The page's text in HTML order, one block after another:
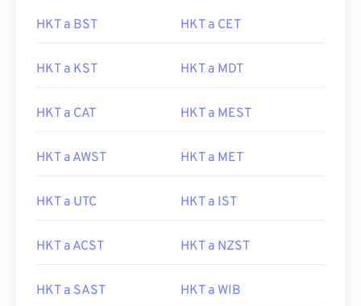
HKT a BST HKT a CET
HKT a KST HKT a MDT
HKT a CAT HKT a MEST
HKT a AWST HKT a MET
HKT a UTC HKT a IST
HKT a ACST HKT a NZST
HKT a SAST HKT a WIB